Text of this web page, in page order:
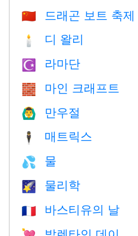
🇨🇳 드래곤 보트 축제
🕯 디 왈리
☪️ 라마단
🧱 마인 크래프트
🙆‍♂️ 만우절
🕴️ 매트릭스
💦 물
🌠 물리학
🇫🇷 바스티유의 날